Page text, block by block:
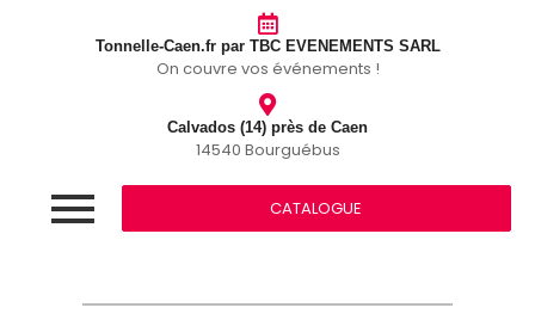
Tonnelle-Caen.fr par TBC EVENEMENTS SARL
On couvre vos événements !
Calvados (14) près de Caen
14540 Bourguébus
CATALOGUE